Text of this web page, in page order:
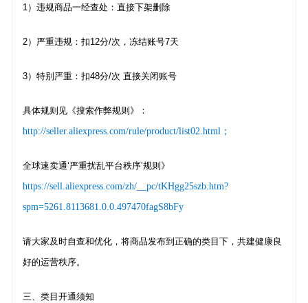
1）违规商品一经查处：直接下架删除
2）严重违规：扣12分/次，冻结账号7天
3）特别严重：扣48分/次 直接关闭账号
具体规则见《搜索作弊规则》：
http://seller.aliexpress.com/rule/product/list02.html ；
全球速卖通‘严重扰乱平台秩序’规则》
https://sell.aliexpress.com/zh/__pc/tKHgg25szb.htm?
spm=5261.8113681.0.0.497470fagS8bFy
请大家及时自查和优化，将商品发布到正确的类目下，共建健康良
好的运营秩序。
三、类目开通须知